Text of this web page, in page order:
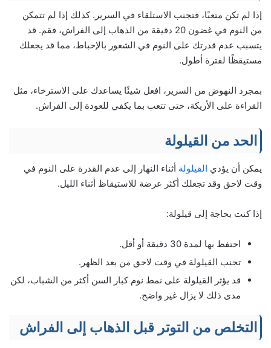
إذا لم تكن متعبًا، فتجنب الاستلقاء في السرير. كذلك إذا لم تتمكن
من النوم في غضون 20 دقيقة من الذهاب إلى الفراش، فقم. قد
يتسبب عدم قدرتك على النوم في الشعور بالإحباط، مما قد يجعلك
مستيقظًا لفترة أطول.
بمجرد النهوض من السرير، افعل شيئًا يساعدك على الاسترخاء، مثل
القراءة على الأريكة، حتى تتعب بما يكفي للعودة إلى الفراش.
الحد من القيلولة
يمكن أن يؤدي القيلولة أثناء النهار إلى عدم القدرة على النوم في
وقت لاحق وقد تجعلك أكثر عرضة للاستيقاظ أثناء الليل.
إذا كنت بحاجة إلى قيلولة:
احتفظ بها لمدة 30 دقيقة أو أقل.
تجنب القيلولة في وقت لاحق من بعد الظهر.
قد يؤثر القيلولة على نمط نوم كبار السن أكثر من الشباب، لكن
مدى ذلك لا يزال غير واضح.
التخلص من التوتر قبل الذهاب إلى الفراش